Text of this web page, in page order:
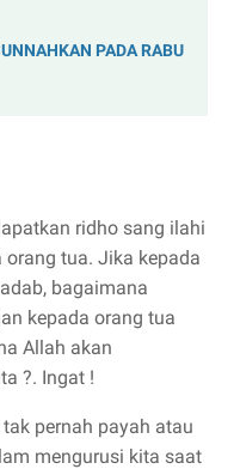
PADA RABU
ridho sang ilahi
tua. Jika kepada
bagaimana
kepada orang tua
Allah akan
?. Ingat !
pernah payah atau
mengurusi kita saat